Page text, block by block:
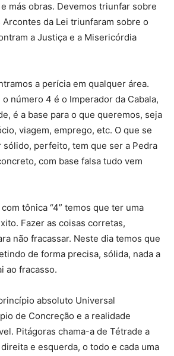
más obras. Devemos triunfar sobre
da Lei triunfaram sobre o
a Justiça e a Misericórdia
a perícia em qualquer área.
número 4 é o Imperador da Cabala,
é a base para o que queremos, seja
viagem, emprego, etc. O que se
perfeito, tem que ser a Pedra
com base falsa tudo vem
tônica “4” temos que ter uma
Fazer as coisas corretas,
não fracassar. Neste dia temos que
de forma precisa, sólida, nada a
ao fracasso.
absoluto Universal
de Concreção e a realidade
Pitágoras chama-a de Tétrade a
e esquerda, o todo e cada uma